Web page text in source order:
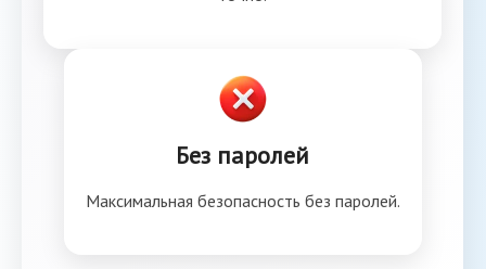
Без паролей
Максимальная безопасность без паролей.